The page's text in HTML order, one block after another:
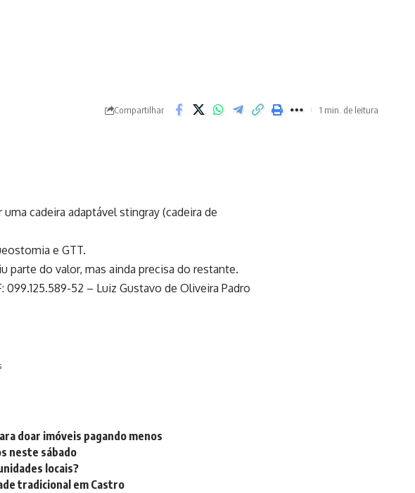
Compartilhar 1 min. de leitura
uma cadeira adaptável stingray (cadeira de
e GTT.
parte do valor, mas ainda precisa do restante.
099.125.589-52 – Luiz Gustavo de Oliveira Padro
doar imóveis pagando menos
neste sábado
locais?
tradicional em Castro